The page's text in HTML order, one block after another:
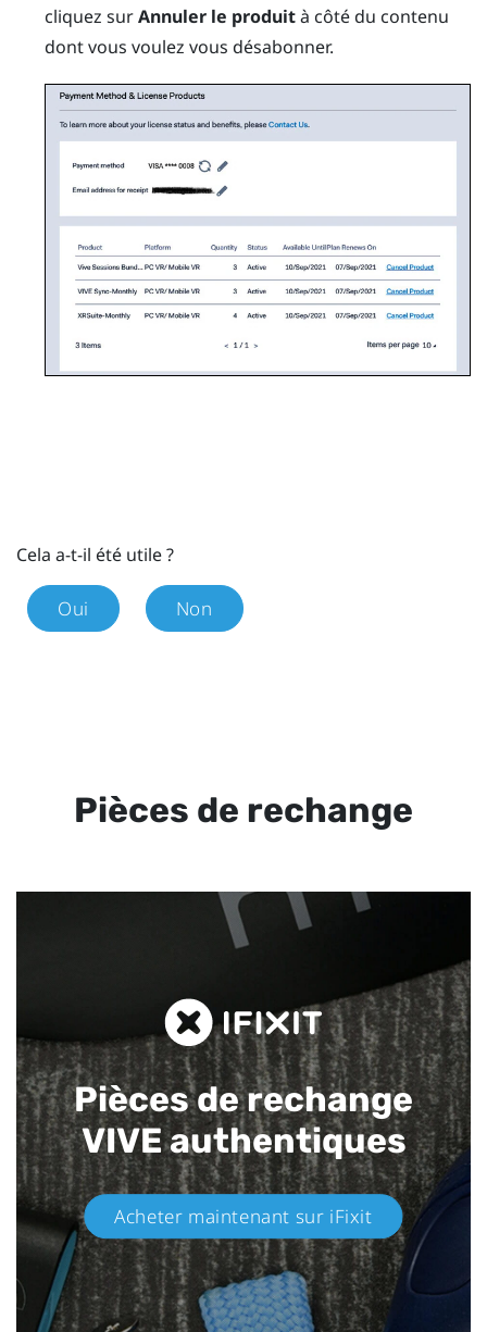
cliquez surAnnuler le produità côté du contenu
dont vous voulez vous désabonner.
Cela a-t-il été utile ?
Oui Non
Pièces de rechange
Pièces de rechange
VIVE authentiques​
Acheter maintenant sur iFixit​